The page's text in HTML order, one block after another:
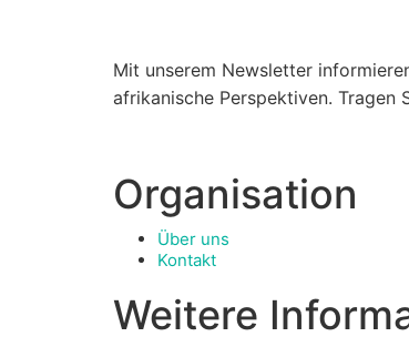
Mit unserem Newsletter
afrikanische Perspektiven. Tragen
Organisation
Über uns
Kontakt
Weitere